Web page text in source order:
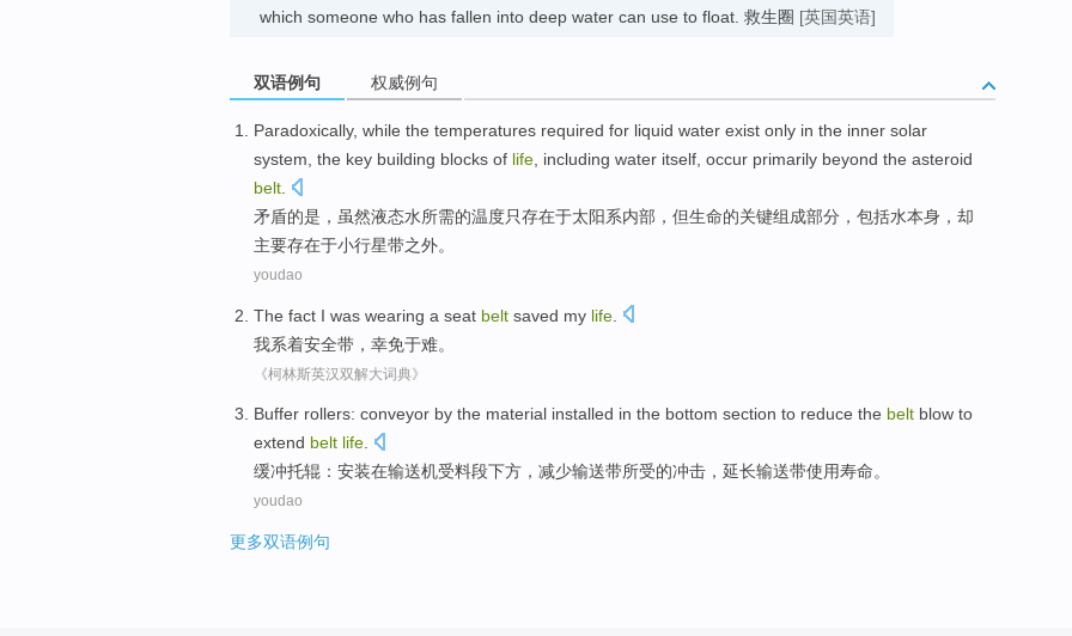
which someone who has fallen into deep water can use to float. 救生圈 [英国英语]
双语例句 权威例句
Paradoxically, while the temperatures required for liquid water exist only in the inner solar
system , the key building blocks of life including water itself , occur primarily beyond the asteroid
belt
矛盾的是， 虽然液态水所需的温度只存在于太阳系内部 ，但生命的关键组成部分， 包括水本身 ，却
主要存在于小行星带之外。
youdao
The fact I was wearing a seat belt saved my life
我系着安全带，幸免于难。
《柯林斯英汉双解大词典》
Buffer rollers: conveyor by the material installed in the bottom section to reduce the belt blow to
extend belt life.
缓冲托辊 ： 安装在输送机受料段下方 ， 减少输送带所受的冲击 ，延长输送带使用寿命。
youdao
更多双语例句